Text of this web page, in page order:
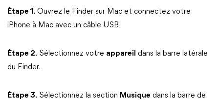
Étape 1. Ouvrez le Finder sur Mac et connectez votre
iPhone à Mac avec un câble USB.
Étape 2. Sélectionnez votre appareil
dans la barre latérale
du Finder.
Étape 3. Sélectionnez la section Musique dans la barre de